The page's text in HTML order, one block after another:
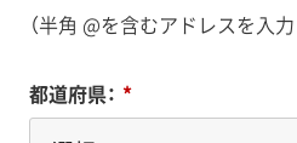
（半角 @を含むアドレスを入
*
都道府県：